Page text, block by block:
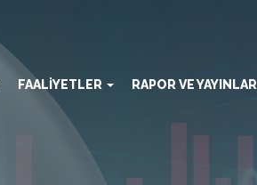
FAALİYETLER RAPOR VE YAYINLAR